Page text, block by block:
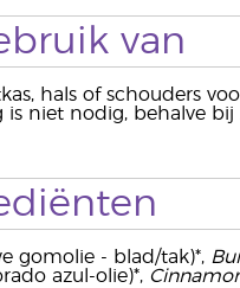
van
hals of schouders
niet nodig, behalve
gomolie - blad/tak)*,
azul-olie)*,